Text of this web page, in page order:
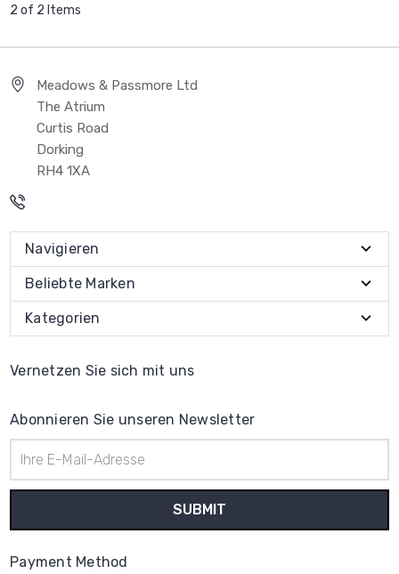
2 of 2 Items
Meadows & Passmore Ltd
The Atrium
Curtis Road
Dorking
RH4 1XA
Navigieren
Beliebte Marken
Kategorien
Vernetzen Sie sich mit uns
Abonnieren Sie unseren Newsletter
Mail-
Adresse
Payment Method